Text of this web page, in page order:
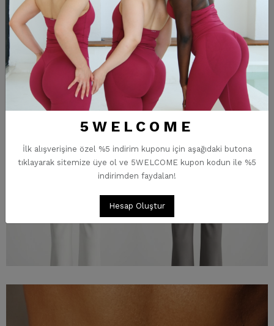
5WELCOME
İlk alışverişine özel %5 indirim kuponu için aşağıdaki butona
tıklayarak sitemize üye ol ve 5WELCOME kupon kodun ile %5
indirimden faydalan!
Hesap Oluştur